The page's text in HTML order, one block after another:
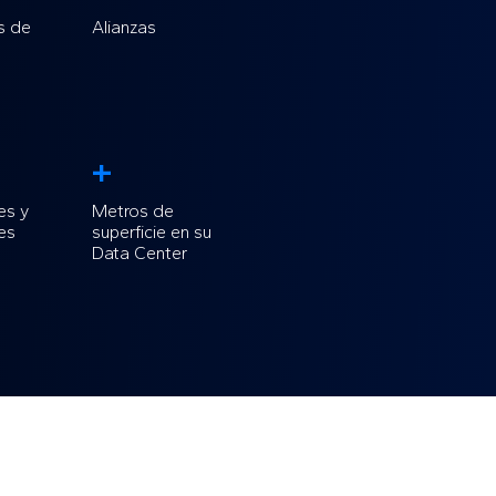
de
Alianzas
y
+
Metros de
superficie en su
Data Center